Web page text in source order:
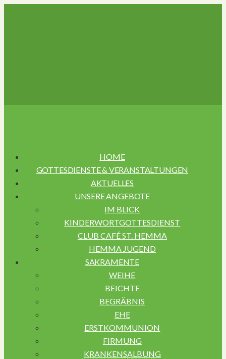
HOME
GOTTESDIENSTE & VERANSTALTUNGEN
AKTUELLES
UNSERE ANGEBOTE
IM BLICK
KINDERWORTGOTTESDIENST
CLUB CAFÉ ST. HEMMA
HEMMA JUGEND
SAKRAMENTE
WEIHE
BEICHTE
BEGRÄBNIS
EHE
ERSTKOMMUNION
FIRMUNG
KRANKENSALBUNG